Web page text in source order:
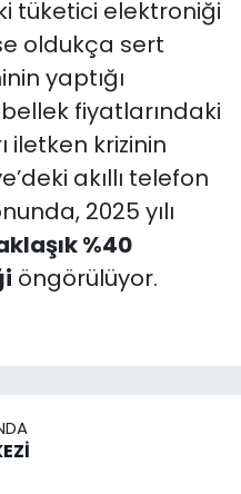
tüketici elektroniği
oldukça sert
yaptığı
fiyatlarındaki
iletken krizinin
akıllı telefon
2025 yılı
%40
öngörülüyor.